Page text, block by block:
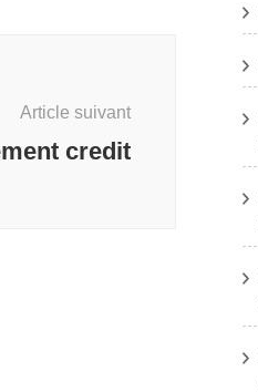
Article suivant
credit